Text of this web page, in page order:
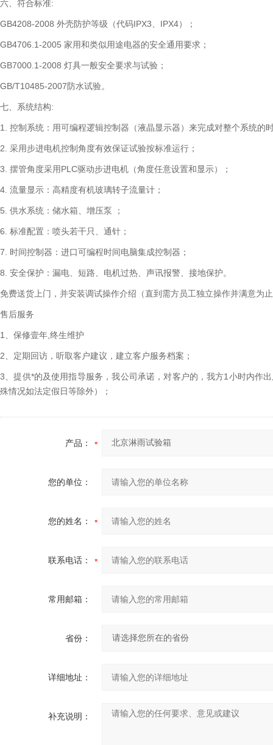
六、符合标准:
GB4208-2008 外壳防护等级（代码IPX3、IPX4）；
GB4706.1-2005 家用和类似用途电器的安全通用要求；
GB7000.1-2008 灯具一般安全要求与试验；
GB/T10485-2007防水试验。
七、系统结构:
1. 控制系统：用可编程逻辑控制器（液晶显示器）来完成对整个系统的
2. 采用步进电机控制角度有效保证试验按标准运行；
3. 摆管角度采用PLC驱动步进电机（角度任意设置和显示）；
4. 流量显示：高精度有机玻璃转子流量计；
5. 供水系统：储水箱、增压泵 ；
6. 标准配置：喷头若干只、通针；
7. 时间控制器：进口可编程时间电脑集成控制器；
8. 安全保护：漏电、短路、电机过热、声讯报警、接地保护。
免费送货上门，并安装调试操作介绍（直到需方员工独立操作并满意为
售后服务
1、保修壹年,终生维护
2、定期回访，听取客户建议，建立客户服务档案；
3、提供*的及使用指导服务，我公司承诺，对客户的，我方1小时内作
殊情况如法定假日等除外）；
产品：
您的单位：
您的姓名：
联系电话：
常用邮箱：
省份：
详细地址：
补充说明：